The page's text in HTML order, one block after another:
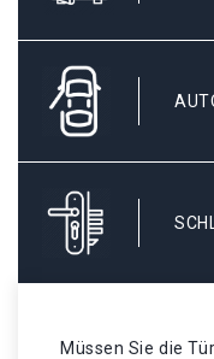
Müssen Sie die